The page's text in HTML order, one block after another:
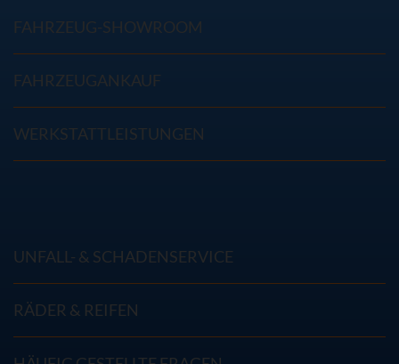
FAHRZEUG-SHOWROOM
FAHRZEUGANKAUF
WERKSTATTLEISTUNGEN
UNFALL- & SCHADENSERVICE
RÄDER & REIFEN